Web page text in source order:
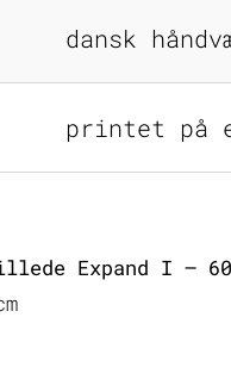
dansk
printet på
Expand I –